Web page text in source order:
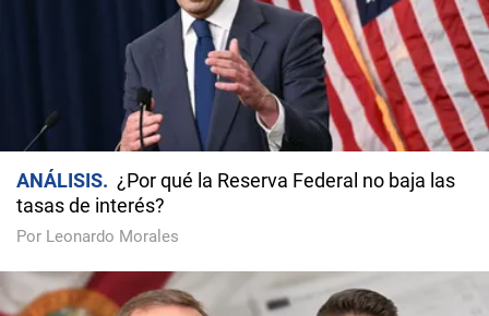
ANÁLISIS
¿Por qué la Reserva Federal no baja las
tasas de interés?
Por Leonardo Morales